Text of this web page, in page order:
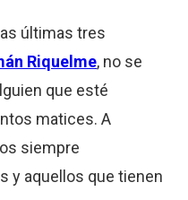
últimas tres
Riquelme, no se
que esté
matices. A
siempre
y aquellos que tienen